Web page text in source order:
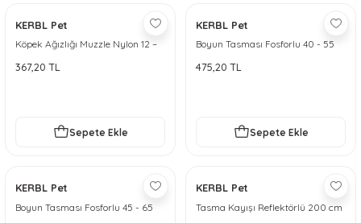
KERBL Pet
Köpek Ağızlığı Muzzle Nylon 12 –
367,20 TL
Sepete Ekle
KERBL Pet
Boyun Tasması Fosforlu 40 - 55
475,20 TL
Sepete Ekle
KERBL Pet
Boyun Tasması Fosforlu 45 - 65
KERBL Pet
Tasma Kayışı Reflektörlü 200 cm